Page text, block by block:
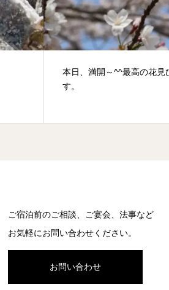
で
愛知県民の森(あいちけんみ
ご宿泊前のご相談、ご宴会、法事など
お気軽にお問い合わせください。
お問い合わせ